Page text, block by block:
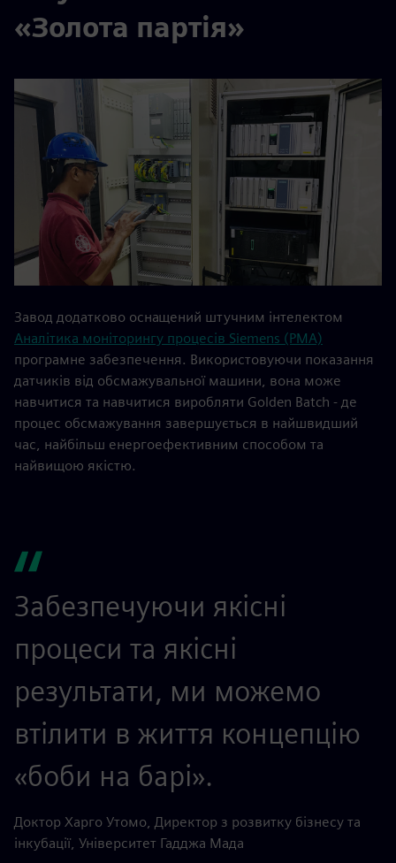
«Золота партія»
Завод додатково оснащений штучним інтелектом
Аналітика моніторингу процесів Siemens (PMA)
програмне забезпечення. Використовуючи показання
датчиків від обсмажувальної машини, вона може
навчитися та навчитися виробляти Golden Batch - де
процес обсмажування завершується в найшвидший
час, найбільш енергоефективним способом та
найвищою якістю.
Забезпечуючи якісні
процеси та якісні
результати, ми можемо
втілити в життя концепцію
«боби на барі».
Доктор Харго Утомо, Директор з розвитку бізнесу та
інкубації, Університет Гадджа Мада